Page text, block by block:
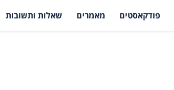
פודקאסטים מאמרים שאלות ותשובות